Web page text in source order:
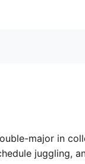
major in
juggling,